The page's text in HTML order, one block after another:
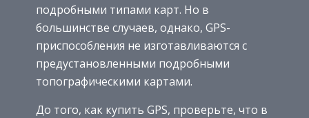
подробными типами карт. Но в
большинстве случаев, однако, GPS-
приспособления не изготавливаются с
предустановленными подробными
топографическими картами.
До того, как купить GPS, проверьте, что в